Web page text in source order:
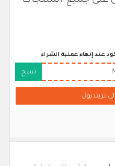
عند إنهاء عملية الشراء
نسخ
ترينديول